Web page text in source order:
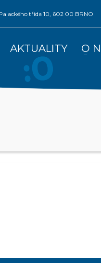
třída 10, 602 00 BRNO
AKTUALITY O